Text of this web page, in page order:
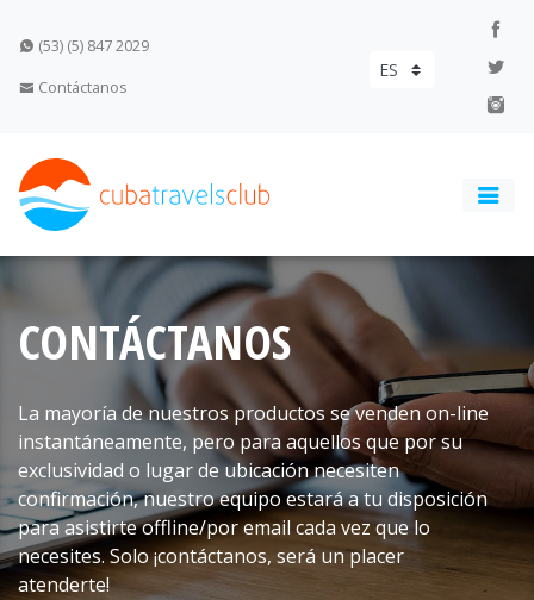
(53) (5) 847 2029
Contáctanos
CONTÁCTANOS
La mayoría de nuestros productos se venden on-line
instantáneamente, pero para aquellos que por su
exclusividad o lugar de ubicación necesiten
confirmación, nuestro equipo estará a tu disposición
para asistirte offline/por email cada vez que lo
necesites. Solo ¡contáctanos, será un placer
atenderte!